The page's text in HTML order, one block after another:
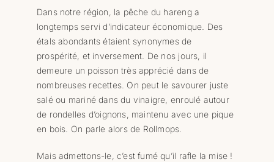
Dans notre région, la pêche du hareng a
longtemps servi d’indicateur économique. Des
étals abondants étaient synonymes de
prospérité, et inversement. De nos jours, il
demeure un poisson très apprécié dans de
nombreuses recettes. On peut le savourer juste
salé ou mariné dans du vinaigre, enroulé autour
de rondelles d’oignons, maintenu avec une pique
en bois. On parle alors de Rollmops.
Mais admettons-le, c’est fumé qu’il rafle la mise !